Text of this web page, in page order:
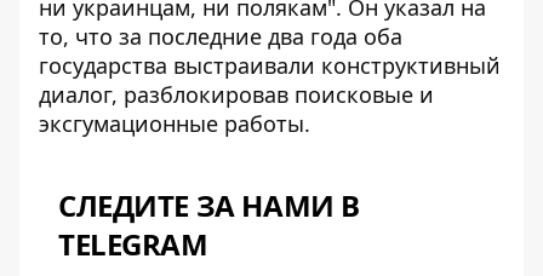
ни украинцам, ни полякам". Он указал на
то, что за последние два года оба
государства выстраивали конструктивный
диалог, разблокировав поисковые и
эксгумационные работы.
СЛЕДИТЕ ЗА НАМИ В
TELEGRAM